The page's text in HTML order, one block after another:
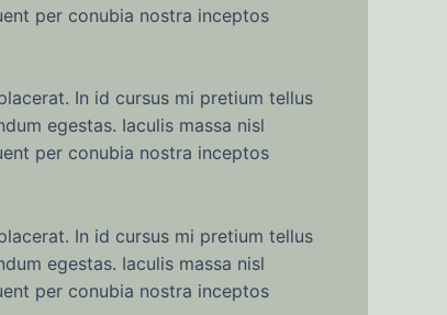
per conubia nostra inceptos
In id cursus mi pretium tellus
egestas. Iaculis massa nisl
per conubia nostra inceptos
In id cursus mi pretium tellus
egestas. Iaculis massa nisl
per conubia nostra inceptos